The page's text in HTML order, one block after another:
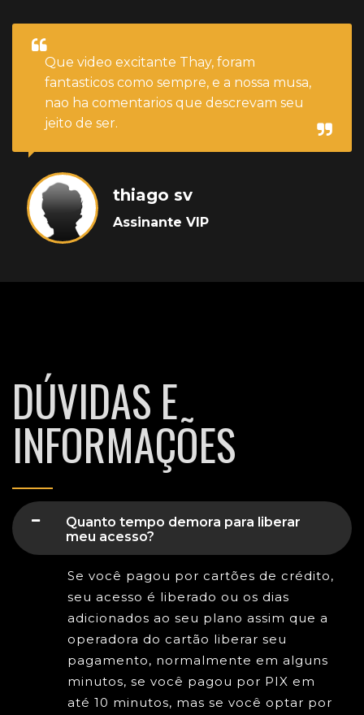
Que video excitante Thay, foram
fantasticos como sempre, e a nossa musa,
nao ha comentarios que descrevam seu
jeito de ser.
thiago sv
Assinante VIP
DÚVIDAS E
INFORMAÇÕES
Quanto tempo demora para liberar
meu acesso?
Se você pagou por cartões de crédito,
seu acesso é liberado ou os dias
adicionados ao seu plano assim que a
operadora do cartão liberar seu
pagamento, normalmente em alguns
minutos, se você pagou por PIX em
até 10 minutos, mas se você optar por